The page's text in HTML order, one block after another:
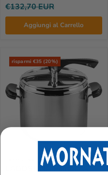
€132,70 EUR
Aggiungi al Carrello
risparmi €35 (20%)
LAGOSTINA Pentola A